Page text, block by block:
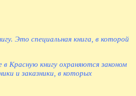
Это специальная книга, в которой
Красную книгу охраняются законом
и заказники, в которых